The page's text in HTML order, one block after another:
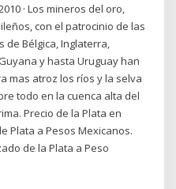
· Los mineros del oro,
con el patrocinio de las
Bélgica, Inglaterra,
y hasta Uruguay han
mas atroz los ríos y la selva
todo en la cuenca alta del
Precio de la Plata en
Plata a Pesos Mexicanos.
de la Plata a Peso